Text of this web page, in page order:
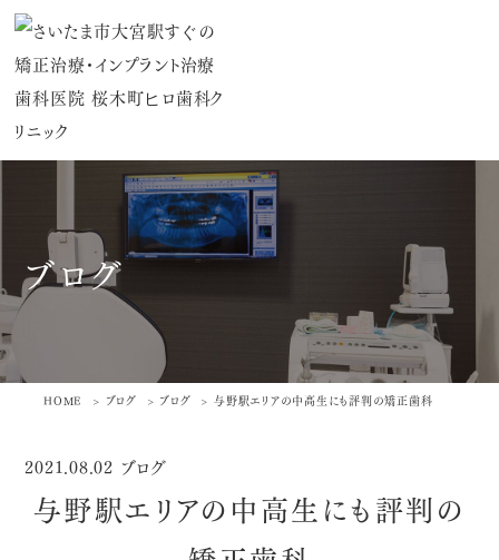
ブログ
HOME ブログ ブログ 与野駅エリアの中高生にも評判の矯正歯科
2021.08.02 ブログ
与野駅エリアの中高生にも評判の